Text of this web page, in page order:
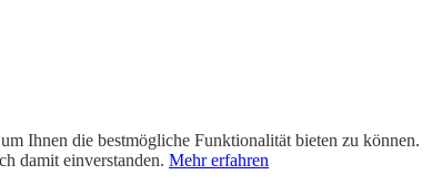
Ihnen die bestmögliche Funktionalität bieten zu können.
damit einverstanden. Mehr erfahren